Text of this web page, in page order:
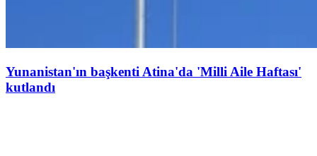
Yunanistan'ın başkenti Atina'da 'Milli Aile Haftası'
kutlandı